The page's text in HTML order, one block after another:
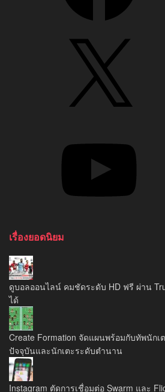
เรื่องยอดนิยม
ดูบอลออนไลน์ คมชัดระดับ HD ฟรี ผ่าน
ได้
Create Formation จัดแผนพร้อมกับทัพนักเ
ปัจจุบันและนักเตะระดับตำนาน
Instagram ตัดการเชื่อมต่อ Swarm และ